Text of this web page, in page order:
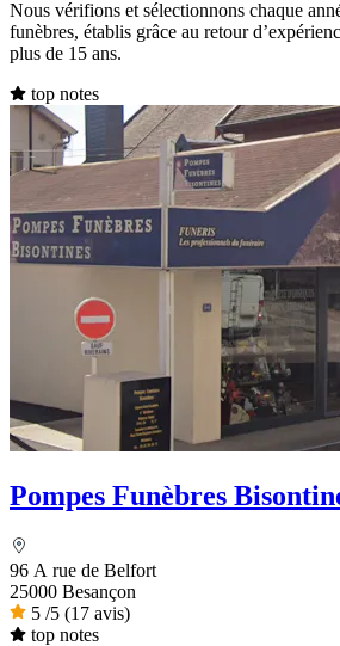
Nous vérifions et sélectionnons chaque
funèbres, établis grâce au retour
plus de 15 ans.
top notes
Pompes Funèbres
96 A rue de Belfort
25000 Besançon
5 /5 (17 avis)
top notes